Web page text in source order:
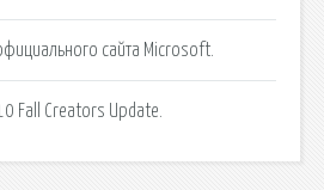
сайта Microsoft.
Fall Creators Update.